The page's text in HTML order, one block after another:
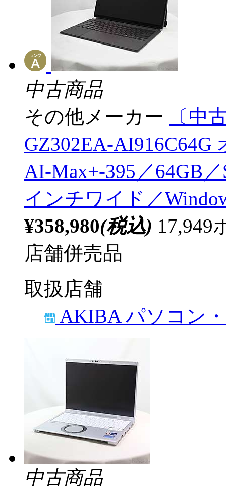
中古商品
その他メーカー
〔中
GZ302EA-AI916C64G
AI-Max+-395／64GB／
インチワイド／
¥358,980(税込) 17,949
店舗併売品
取扱店舗
AKIBA パソコン
中古商品